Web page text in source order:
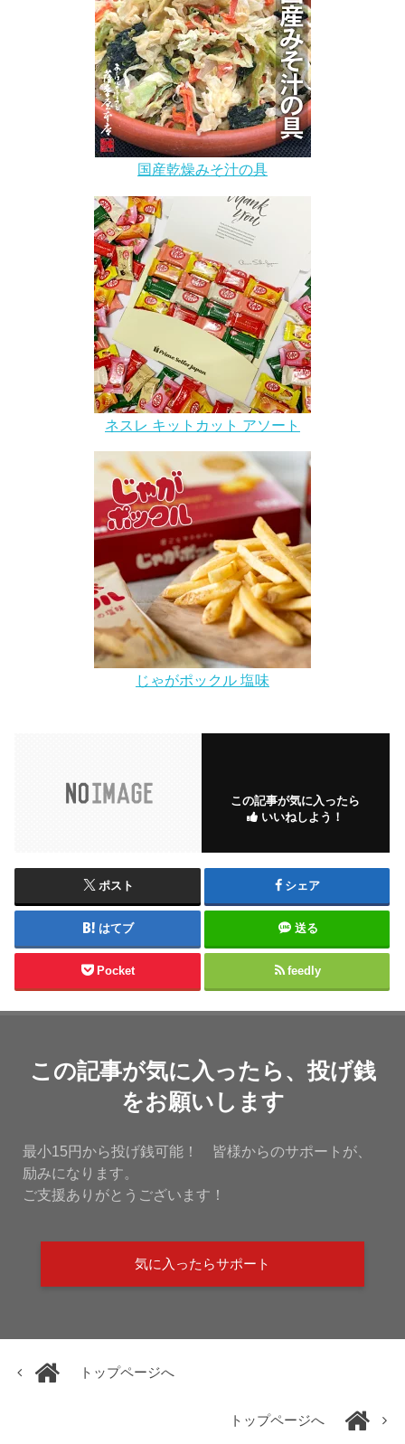
国産乾燥みそ汁の具
ネスレ キットカット アソート
じゃがポックル 塩味
この記事が気に入ったら
いいねしよう！
ポスト シェア
はてブ 送る
Pocket feedly
この記事が気に入ったら、投げ銭
をお願いします
最小15円から投げ銭可能！ 皆様からのサポートが、
励みになります。
ご支援ありがとうございます！
気に入ったらサポート
トップページへ
トップページへ